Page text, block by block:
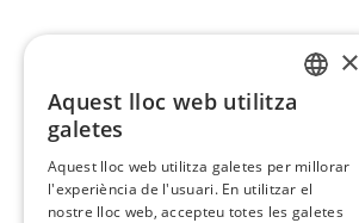
×
Aquest lloc web utilitza
galetes
Aquest lloc web utilitza galetes per millorar
l'experiència de l'usuari. En utilitzar el
nostre lloc web, accepteu totes les galetes